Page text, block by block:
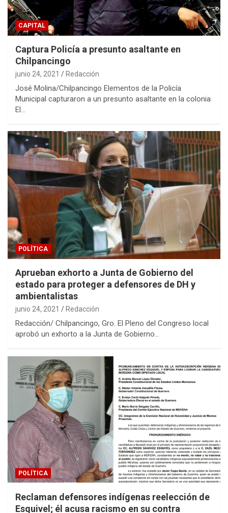
CAPITAL
Captura Policía a presunto asaltante en
Chilpancingo
junio 24, 2021 Redacción
José Molina/Chilpancingo Elementos de la Policía
Municipal capturaron a un presunto asaltante en la colonia
El…
POLÍTICA
Aprueban exhorto a Junta de Gobierno del
estado para proteger a defensores de DH y
ambientalistas
junio 24, 2021 Redacción
Redacción/ Chilpancingo, Gro. El Pleno del Congreso local
aprobó un exhorto a la Junta de Gobierno…
POLÍTICA
Reclaman defensores indígenas reelección de
Esquivel; él acusa racismo en su contra